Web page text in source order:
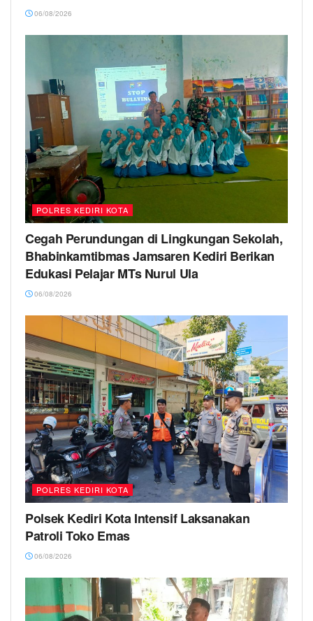
06/08/2026
POLRES KEDIRI KOTA
Cegah Perundungan di Lingkungan Sekolah,
Bhabinkamtibmas Jamsaren Kediri Berikan
Edukasi Pelajar MTs Nurul Ula
06/08/2026
POLRES KEDIRI KOTA
Polsek Kediri Kota Intensif Laksanakan
Patroli Toko Emas
06/08/2026